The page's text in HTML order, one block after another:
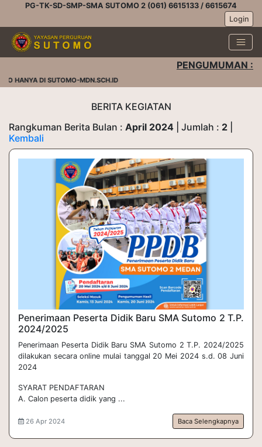
PG-TK-SD-SMP-SMA SUTOMO 2 (061) 6615133 / 6615674
Login
PENGUMUMAN :
HANYA DI SUTOMO-MDN.SCH.ID
BERITA KEGIATAN
Rangkuman Berita Bulan : April 2024 | Jumlah : 2
Kembali
Penerimaan Peserta Didik Baru SMA Sutomo 2 T.P.
2024/2025
Penerimaan Peserta Didik Baru SMA Sutomo 2 T.P. 2024/2025
dilakukan secara online mulai tanggal 20 Mei 2024 s.d. 08 Juni
2024
SYARAT PENDAFTARAN
A. Calon peserta didik yang ...
26 Apr 2024 Baca Selengkapnya